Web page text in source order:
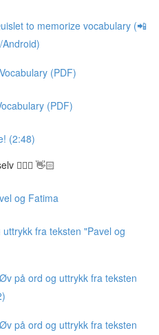
to memorize vocabulary (📲
(PDF)
(PDF)
(2:48)
🙋🏽‍♀️ 👋🏻
og Fatima
uttrykk fra teksten "Pavel og
på ord og uttrykk fra teksten
på ord og uttrykk fra teksten